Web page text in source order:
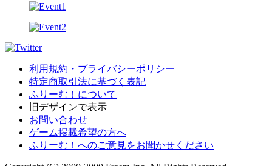
利用規約・プライバシーポリシー
特定商取引法に基づく表記
ふりーむ！について
旧デザインで表示
お問い合わせ
ゲーム掲載希望の方へ
ふりーむ！へのご意見をお聞かせください